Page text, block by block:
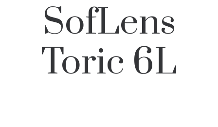
SofLens
Toric 6L